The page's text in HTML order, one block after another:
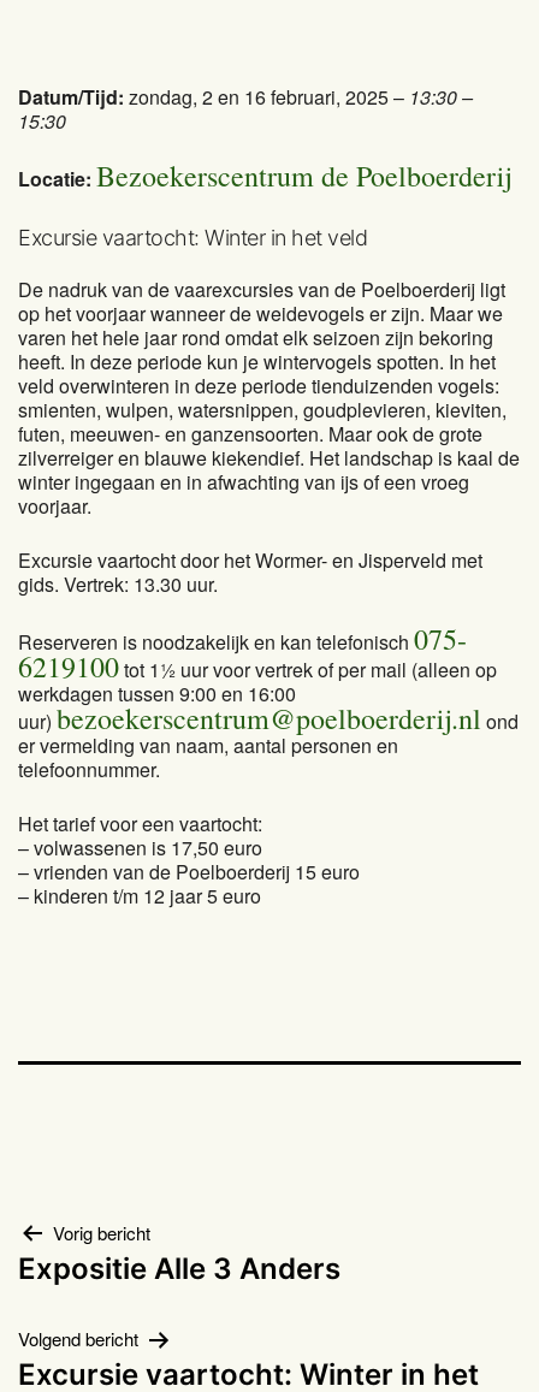
Datum/Tijd: zondag, 2 en 16 februari, 2025 – 13:30 –
15:30
Locatie: Bezoekerscentrum de Poelboerderij
Excursie vaartocht: Winter in het veld
De nadruk van de vaarexcursies van de Poelboerderij ligt
op het voorjaar wanneer de weidevogels er zijn. Maar we
varen het hele jaar rond omdat elk seizoen zijn bekoring
heeft. In deze periode kun je wintervogels spotten. In het
veld overwinteren in deze periode tienduizenden vogels:
smienten, wulpen, watersnippen, goudplevieren, kieviten,
futen, meeuwen- en ganzensoorten. Maar ook de grote
zilverreiger en blauwe kiekendief. Het landschap is kaal de
winter ingegaan en in afwachting van ijs of een vroeg
voorjaar.
Excursie vaartocht door het Wormer- en Jisperveld met
gids. Vertrek: 13.30 uur.
Reserveren is noodzakelijk en kan telefonisch 075-
6219100tot 1½ uur voor vertrek of per mail (alleen op
werkdagen tussen 9:00 en 16:00
uur) bezoekerscentrum@poelboerderij.nl ond
er vermelding van naam, aantal personen en
telefoonnummer.
Het tarief voor een vaartocht:
– volwassenen is 17,50 euro
– vrienden van de Poelboerderij 15 euro
– kinderen t/m 12 jaar 5 euro
Bericht
navigatie
Vorig bericht
Expositie Alle 3 Anders
Volgend bericht
Excursie vaartocht: Winter in het